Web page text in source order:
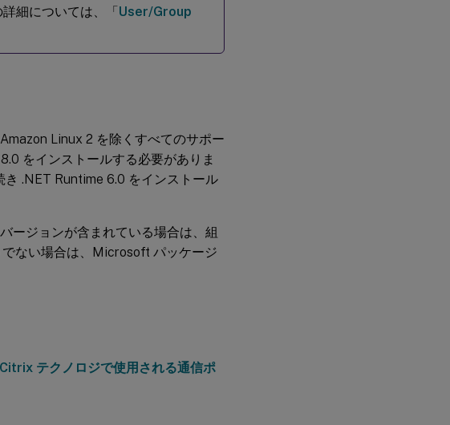
細については、「User/Group
Linux 2 を除くすべてのサポー
をインストールする必要がありま
.NET Runtime 6.0 をインストール
ージョンが含まれている場合は、組
ない場合は、Microsoft パッケージ
Citrix テクノロジで使用される通信ポ